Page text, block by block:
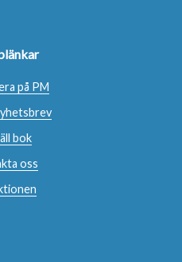
på PM
bok
oss